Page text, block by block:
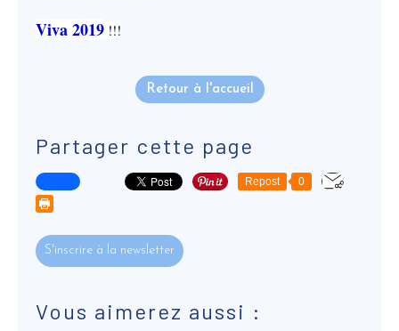
Viva 2019 !!!
Retour à l'accueil
Partager cette page
Repost 0
S'inscrire à la newsletter
Vous aimerez aussi :